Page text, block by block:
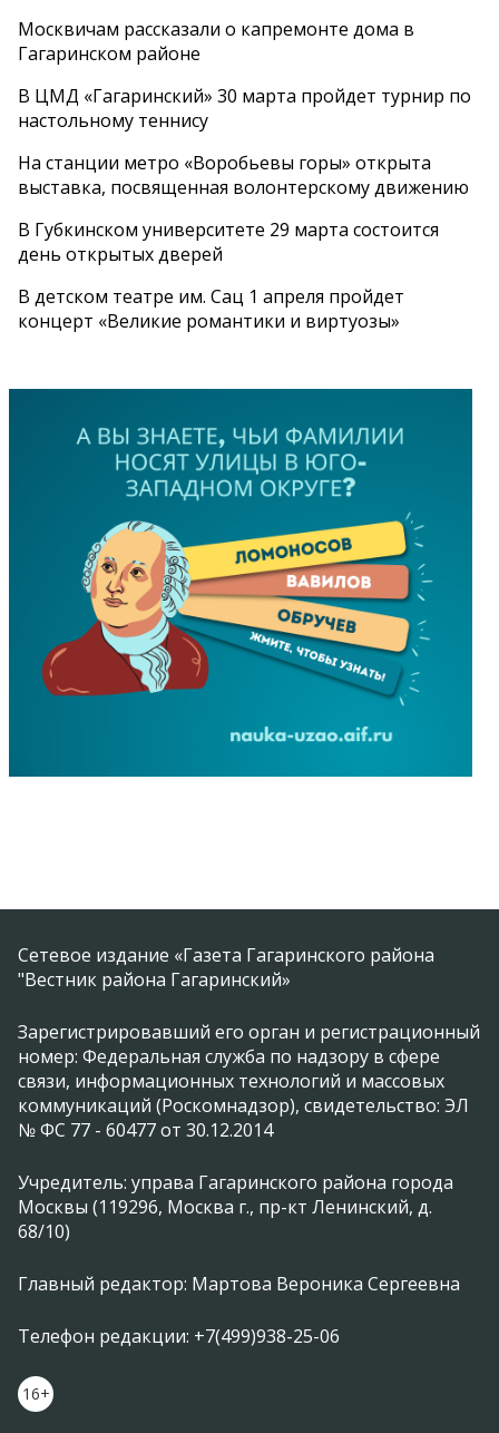
Москвичам рассказали о капремонте дома в
Гагаринском районе
В ЦМД «Гагаринский» 30 марта пройдет турнир по
настольному теннису
На станции метро «Воробьевы горы» открыта
выставка, посвященная волонтерскому движению
В Губкинском университете 29 марта состоится
день открытых дверей
В детском театре им. Сац 1 апреля пройдет
концерт «Великие романтики и виртуозы»
Сетевое издание «Газета Гагаринского района
"Вестник района Гагаринский»
Зарегистрировавший его орган и регистрационный
номер: Федеральная служба по надзору в сфере
связи, информационных технологий и массовых
коммуникаций (Роскомнадзор), свидетельство: ЭЛ
№ ФС 77 - 60477 от 30.12.2014
Учредитель: управа Гагаринского района города
Москвы (119296, Москва г., пр-кт Ленинский, д.
68/10)
Главный редактор: Мартова Вероника Сергеевна
Телефон редакции: +7(499)938-25-06
16+